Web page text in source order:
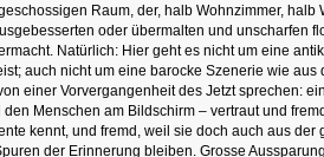
Raum, der, halb Wohnzimmer,
oder übermalten und unscharfen
Natürlich: Hier geht es nicht um eine
auch nicht um eine barocke Szenerie wie
einer Vorvergangenheit des Jetzt sprechen:
den Menschen am Bildschirm – vertraut und
kennt, und fremd, weil sie doch auch aus
der Erinnerung bleiben. Grosse